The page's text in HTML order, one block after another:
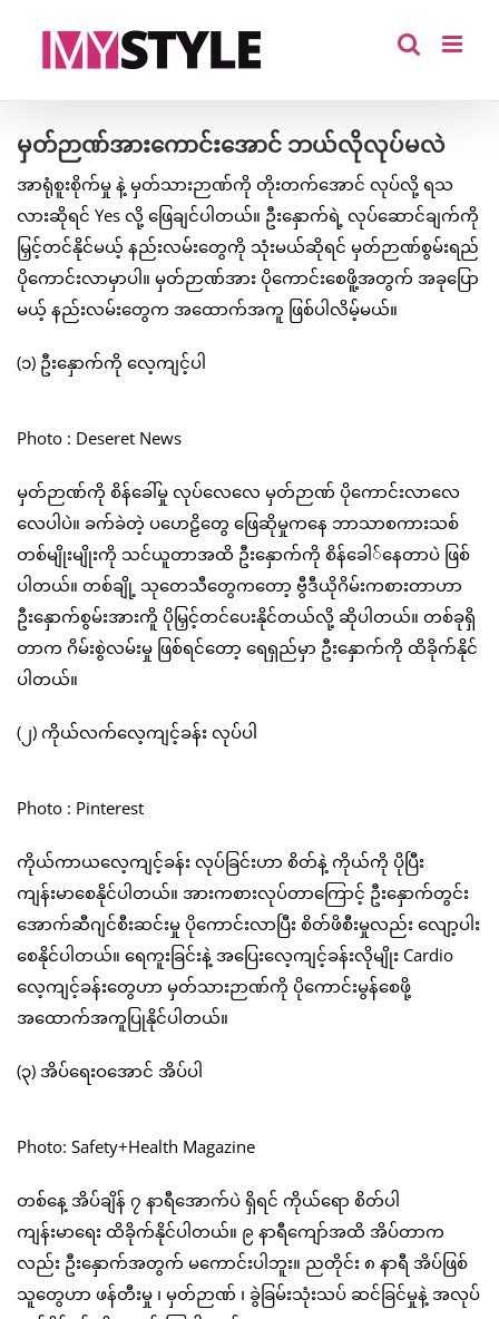
မှတ်ဉာဏ်အားကောင်းအောင် ဘယ်လိုလုပ်မလဲ
အာရုံစူးစိုက်မှု နဲ့ မှတ်သားဉာဏ်ကို တိုးတက်အောင် လုပ်လို့ ရသ
လားဆိုရင် Yes လို့ ဖြေချင်ပါတယ်။ ဦးနှောက်ရဲ့ လုပ်ဆောင်ချက်ကို
မြှင့်တင်နိုင်မယ့် နည်းလမ်းတွေကို သုံးမယ်ဆိုရင် မှတ်ဉာဏ်စွမ်းရည်
ပိုကောင်းလာမှာပါ။ မှတ်ဉာဏ်အား ပိုကောင်းစေဖိူ့အတွက် အခုပြော
မယ့် နည်းလမ်းတွေက အထောက်အကူ ဖြစ်ပါလိမ့်မယ်။
(၁) ဦးနှောက်ကို လေ့ကျင့်ပါ
Photo : Deseret News
မှတ်ဉာဏ်ကို စိန်ခေါ်မှု လုပ်လေလေ မှတ်ဉာဏ် ပိုကောင်းလာလေ
လေပါပဲ။ ခက်ခဲတဲ့ ပဟေဠိတွေ ဖြေဆိုမှုကနေ ဘာသာစကားသစ်
တစ်မျိုးမျိုးကို သင်ယူတာအထိ ဦးနှောက်ကို စိန်ခေါ‌်နေတာပဲ ဖြစ်
ပါတယ်။ တစ်ချို့ သုတေသီတွေကတော့ ဗွီဒီယိုဂိမ်းကစားတာဟာ
ဦးနှောက်စွမ်းအားကိူ ပိုမြှင့်တင်ပေးနိုင်တယ်လို့ ဆိုပါတယ်။ တစ်ခုရှိ
တာက ဂိမ်းစွဲလမ်းမှု ဖြစ်ရင်တော့ ရေရှည်မှာ ဦးနှောက်ကို ထိခိုက်နိုင်
ပါတယ်။
(၂) ကိုယ်လက်လေ့ကျင့်ခန်း လုပ်ပါ
Photo : Pinterest
ကိုယ်ကာယလေ့ကျင့်ခန်း လုပ်ခြင်းဟာ စိတ်နဲ့ ကိုယ်ကို ပိုပြီး
ကျန်းမာစေနိုင်ပါတယ်။ အားကစားလုပ်တာကြောင့် ဦးနှောက်တွင်း
အောက်ဆီဂျင်စီးဆင်းမှု ပိုကောင်းလာပြီး စိတ်ဖိစီးမှုလည်း လျော့ပါး
စေနိုင်ပါတယ်။ ရေကူးခြင်းနဲ့ အပြေးလေ့ကျင့်ခန်းလိုမျိုး Cardio
လေ့ကျင့်ခန်းတွေဟာ မှတ်သားဉာဏ်ကို ပိုကောင်းမွန်စေဖို့
အထောက်အကူပြုနိုင်ပါတယ်။
(၃) အိပ်ရေးဝအောင် အိပ်ပါ
Photo: Safety+Health Magazine
တစ်နေ့ အိပ်ချိန် ၇ နာရီအောက်ပဲ ရှိရင် ကိုယ်ရော စိတ်ပါ
ကျန်းမာရေး ထိခိုက်နိုင်ပါတယ်။ ၉ နာရီကျော်အထိ အိပ်တာက
လည်း ဦးနှောက်အတွက် မကောင်းပါဘူး။ ညတိုင်း ၈ နာရီ အိပ်ဖြစ်
သူတွေဟာ ဖန်တီးမှု ၊ မှတ်ဉာဏ် ၊ ခွဲခြမ်းသုံးသပ် ဆင်ခြင်မှုနဲ့ အလုပ်